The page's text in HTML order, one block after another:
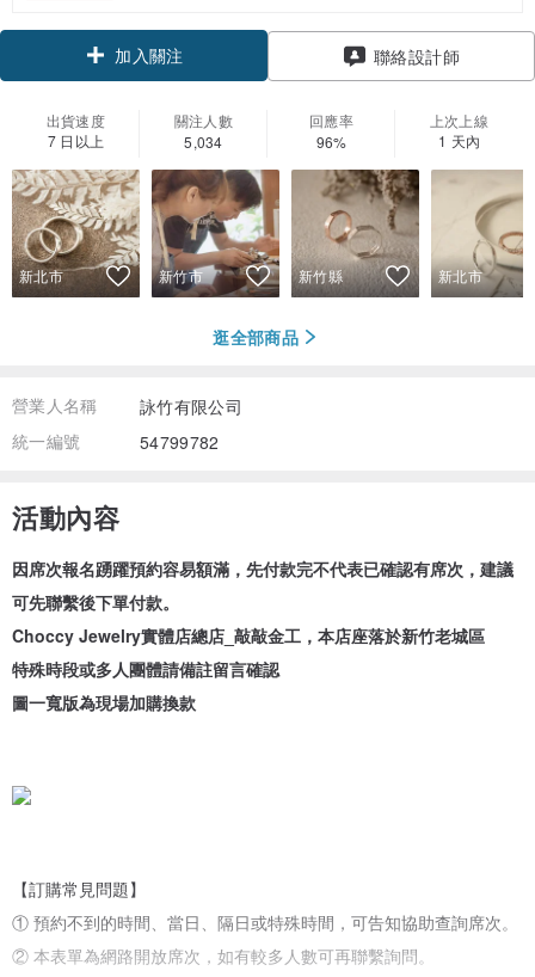
加入關注 聯絡設計師
出貨速度
7 日以上
關注人數
5,034
回應率
96%
上次上線
1 天內
新北市 新竹市 新竹縣 新北市
逛全部商品
營業人名稱
詠竹有限公司
統一編號
54799782
活動內容
因席次報名踴躍預約容易額滿，先付款完不代表已確認有席次，建議
可先聯繫後下單付款。
Choccy Jewelry實體店總店_敲敲金工，本店座落於新竹老城區
特殊時段或多人團體請備註留言確認
圖一寬版為現場加購換款
【訂購常見問題】
① 預約不到的時間、當日、隔日或特殊時間，可告知協助查詢席次。
② 本表單為網路開放席次，如有較多人數可再聯繫詢問。